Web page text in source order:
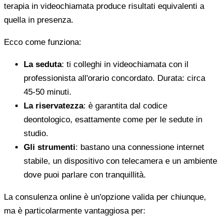
terapia in videochiamata produce risultati equivalenti a
quella in presenza.
Ecco come funziona:
La seduta: ti colleghi in videochiamata con il
professionista all'orario concordato. Durata: circa
45-50 minuti.
La riservatezza: è garantita dal codice
deontologico, esattamente come per le sedute in
studio.
Gli strumenti: bastano una connessione internet
stabile, un dispositivo con telecamera e un ambiente
dove puoi parlare con tranquillità.
La consulenza online è un'opzione valida per chiunque,
ma è particolarmente vantaggiosa per: